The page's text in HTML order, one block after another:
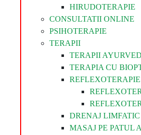
HIRUDOTERAPIE
CONSULTATII ONLINE
PSIHOTERAPIE
TERAPII
TERAPII
TERAPIA CU
REFLEXOTERAPIE
DRENAJ LIMFATIC
MASAJ PE PATUL